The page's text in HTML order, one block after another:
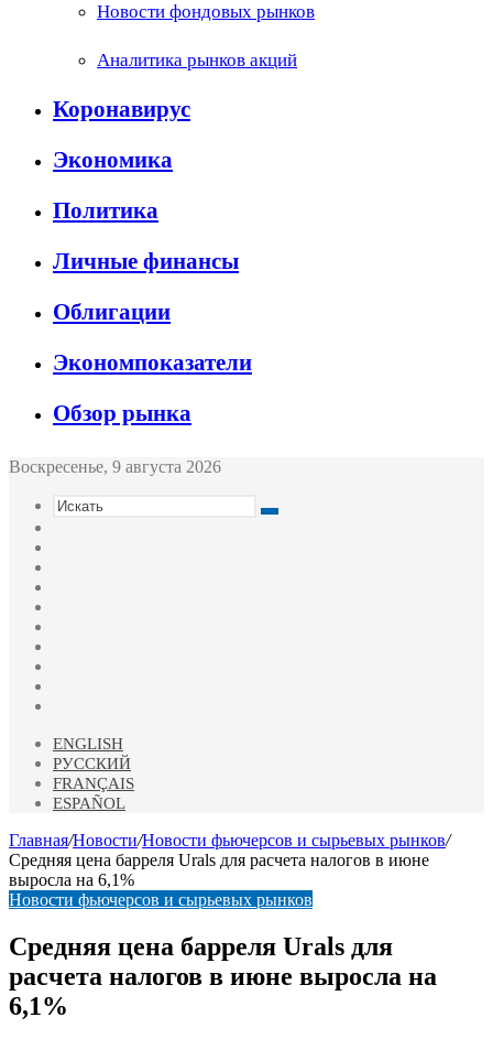
Новости фондовых рынков
Аналитика рынков акций
Коронавирус
Экономика
Политика
Личные финансы
Облигации
Экономпоказатели
Обзор рынка
Воскресенье, 9 августа 2026
Искать
ENGLISH
РУССКИЙ
FRANÇAIS
ESPAÑOL
Главная/Новости/Новости фьючерсов и сырьевых рынков/
Средняя цена барреля Urals для расчета налогов в июне
выросла на 6,1%
Новости фьючерсов и сырьевых рынков
Средняя цена барреля Urals для
расчета налогов в июне выросла на
6,1%